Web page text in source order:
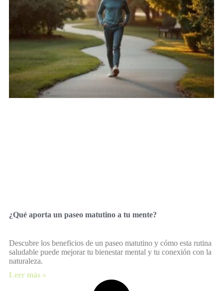
¿Qué aporta un paseo matutino a tu mente?
Descubre los beneficios de un paseo matutino y cómo esta rutina
saludable puede mejorar tu bienestar mental y tu conexión con la
naturaleza.
Leer más »